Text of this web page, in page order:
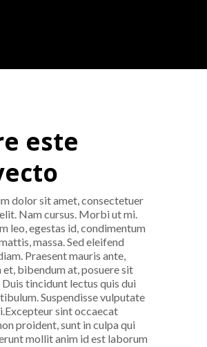
este
dolor sit amet, consectetuer
Nam cursus. Morbi ut mi.
leo, egestas id, condimentum
massa. Sed eleifend
Praesent mauris ante,
et, bibendum at, posuere sit
Duis tincidunt lectus quis dui
Suspendisse vulputate
sint occaecat
proident, sunt in culpa qui
mollit anim id est laborum